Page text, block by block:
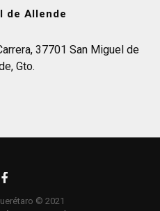
de Allende
37701 San Miguel de
Gto.
© 2021